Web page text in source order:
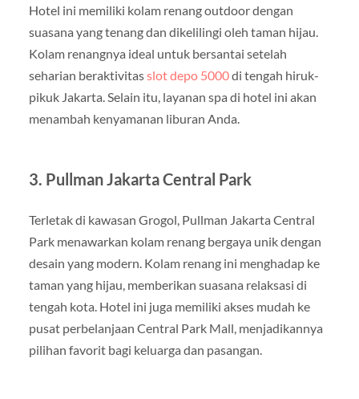
Hotel ini memiliki kolam renang outdoor dengan
suasana yang tenang dan dikelilingi oleh taman hijau.
Kolam renangnya ideal untuk bersantai setelah
seharian beraktivitasslot depo 5000di tengah hiruk-
pikuk Jakarta. Selain itu, layanan spa di hotel ini akan
menambah kenyamanan liburan Anda.
3. Pullman Jakarta Central Park
Terletak di kawasan Grogol, Pullman Jakarta Central
Park menawarkan kolam renang bergaya unik dengan
desain yang modern. Kolam renang ini menghadap ke
taman yang hijau, memberikan suasana relaksasi di
tengah kota. Hotel ini juga memiliki akses mudah ke
pusat perbelanjaan Central Park Mall, menjadikannya
pilihan favorit bagi keluarga dan pasangan.